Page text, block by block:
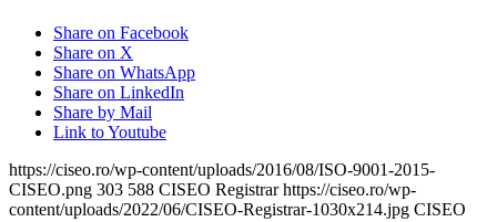
Share on Facebook
Share on X
Share on WhatsApp
Share on LinkedIn
Share by Mail
Link to Youtube
https://ciseo.ro/wp-content/uploads/2016/08/ISO-9001-2015-
CISEO.png 303 588 CISEO Registrar https://ciseo.ro/wp-
content/uploads/2022/06/CISEO-Registrar-1030x214.jpg CISEO